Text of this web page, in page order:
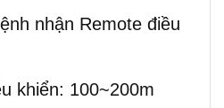
nhận Remote điều
khiển: 100~200m